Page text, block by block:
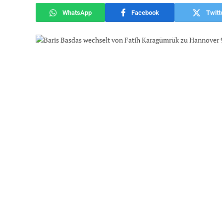
WhatsApp Facebook